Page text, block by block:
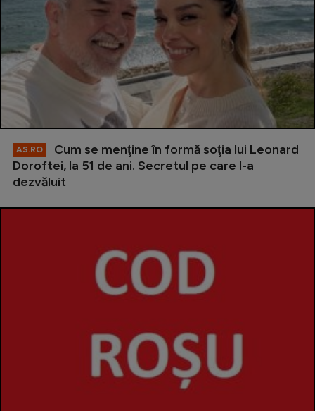
AS.RO
Cum se menţine în formă soţia lui Leonard
Doroftei, la 51 de ani. Secretul pe care l-a
dezvăluit